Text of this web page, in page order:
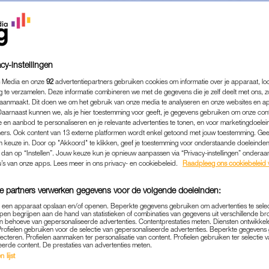
BESIJN BLIKT
'GTST'-CLIFFHANGER:
DAAR ECHT AAN DIE KLIF'
CULTUUR & MEDIA| SOAPIES VAN TOEN
09-07-2026 | ROEL JANSSEN
je een cliffhanger maakt in
instellingen
en onze 92 advertentiepartners gebruiken cookies om informatie over je apparaat,
te verzamelen. Deze informatie combineren we met de gegevens die je zelf deelt met ons,
Dit doen we om het gebruik van onze media te analyseren en onze websites en
kunnen we, als je hier toestemming voor geeft, je gegevens gebruiken om onze
en aanbod te personaliseren en je relevante advertenties te tonen, en voor
Ook content van 13 externe platformen wordt enkel getoond met jouw toestemming.
keuze in. Door op "Akkoord" te klikken, geef je toestemming voor onderstaande
op “Instellen”. Jouw keuze kun je opnieuw aanpassen via “Privacy-instellingen”
van onze apps. Lees meer in ons privacy- en cookiebeleid.
Raadpleeg ons cookiebeleid
partners verwerken gegevens voor de volgende doeleinden:
apparaat opslaan en/of openen. Beperkte gegevens gebruiken om advertenties te
begrijpen aan de hand van statistieken of combinaties van gegevens uit verschillende
behoeve van gepersonaliseerde advertenties. Contentprestaties meten. Diensten
gebruiken voor de selectie van gepersonaliseerde advertenties. Beperkte
Profielen aanmaken ter personalisatie van content. Profielen gebruiken ter selectie
content. De prestaties van advertenties meten.
lijst